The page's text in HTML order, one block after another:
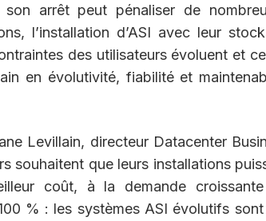
arrêt peut pénaliser de
l’installation d’ASI avec leur
des utilisateurs évoluent et
en évolutivité, fiabilité et
Levillain, directeur Datacenter
souhaitent que leurs installations
coût, à la demande
% : les systèmes ASI évolutifs